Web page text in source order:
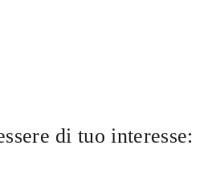
di tuo interesse: